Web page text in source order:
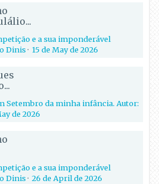
e a sua imponderável
Dinis·15 de May de 2026
Setembro da minha infância. Autor:
de 2026
e a sua imponderável
Dinis·26 de April de 2026